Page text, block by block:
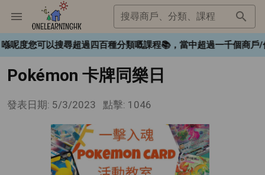
搜尋商戶、分類、課程
您可以搜尋超過四百種分類嘅課程📚，當中超過一千個商戶/個
Pokémon 卡牌同樂日
發表日期: 5/3/2023 點擊: 1046